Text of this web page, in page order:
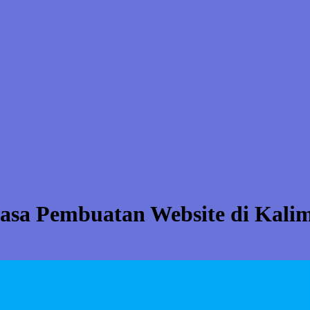
Pembuatan Website di